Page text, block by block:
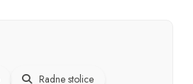
Radne stolice